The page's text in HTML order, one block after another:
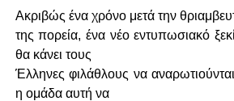
Ακριβώς ένα χρόνο μετά την
της πορεία, ένα νέο εντυπωσιακό
θα κάνει τους
Έλληνες φιλάθλους να
η ομάδα αυτή να